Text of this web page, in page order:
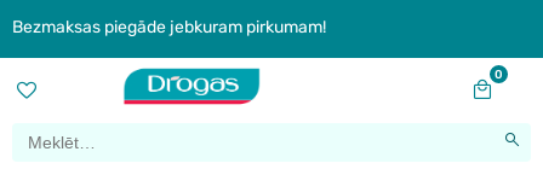
Bezmaksas piegāde jebkuram pirkumam!
0